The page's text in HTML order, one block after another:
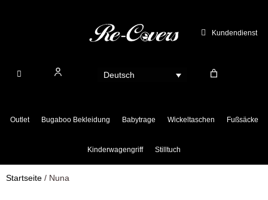
Kundendienst
Deutsch
Outlet Bugaboo Bekleidung Babytrage Wickeltaschen Fußsäcke
Kinderwagengriff Stilltuch
Startseite / Nuna